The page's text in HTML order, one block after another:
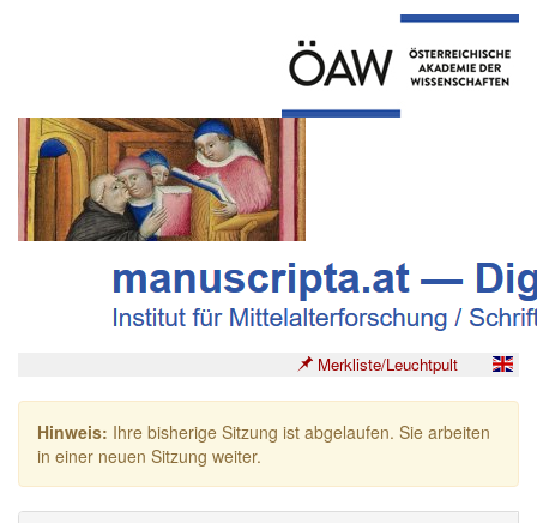
Merkliste/Leuchtpult
Hinweis: Ihre bisherige Sitzung ist abgelaufen. Sie arbeiten
in einer neuen Sitzung weiter.